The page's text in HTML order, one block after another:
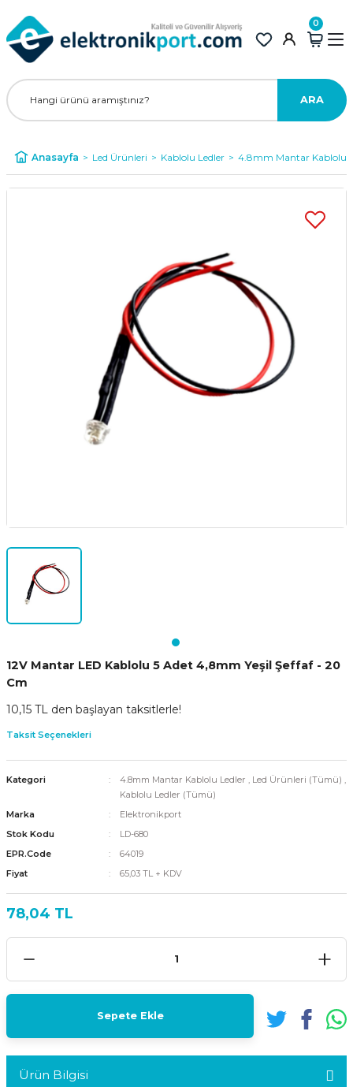
ARA
0
Anasayfa Led Ürünleri Kablolu Ledler 4.8mm Mantar Kablolu
12V Mantar LED Kablolu 5 Adet 4,8mm Yeşil Şeffaf - 20
Cm
10,15 TL den başlayan taksitlerle!
Taksit Seçenekleri
Kategori 4.8mm Mantar Kablolu Ledler , Led Ürünleri (Tümü) ,
Kablolu Ledler (Tümü)
Marka
Elektronikport
Stok Kodu
LD-680
EPR.Code
64019
Fiyat
65,03 TL + KDV
78,04 TL
Sepete Ekle
Ürün Bilgisi